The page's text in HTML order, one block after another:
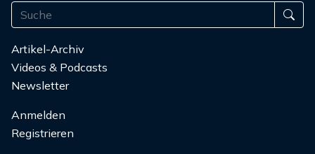
Artikel-Archiv
Videos & Podcasts
Newsletter
Anmelden
Registrieren